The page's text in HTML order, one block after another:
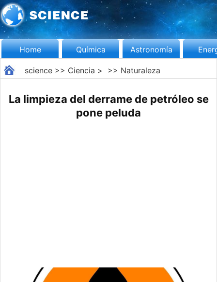
Home Química Astronomía
science>> Ciencia > >> Naturaleza
La limpieza del derrame de petróleo se
pone peluda